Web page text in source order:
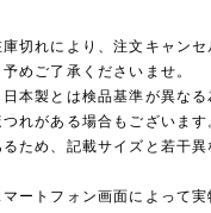
切れにより、注文キャン
めご了承くださいませ。
本製とは検品基準が異なる
れがある場合もございます
ため、記載サイズと若干
ートフォン画面によって実